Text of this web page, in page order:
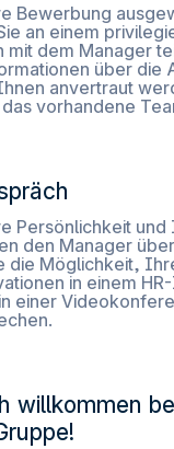
Bewerbung
an einem
mit dem Manager
über die
anvertraut
vorhandene
Persönlichkeit und
den Manager
die Möglichkeit,
in einem
einer
willkommen